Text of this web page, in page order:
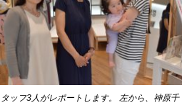
ッフ3人がレポートします。 左から、神原千